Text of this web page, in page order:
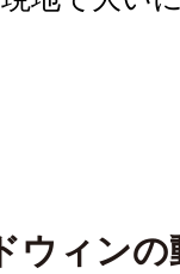
ウィン